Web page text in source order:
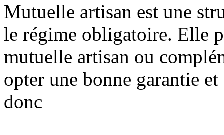
Mutuelle artisan est une
le régime obligatoire. Elle
mutuelle artisan ou
opter une bonne garantie
donc